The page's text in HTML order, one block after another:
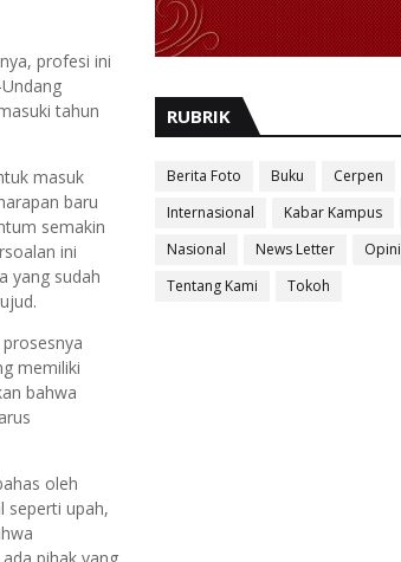
profesi ini
tahun
masuk
baru
semakin
ini
yang sudah
memiliki
bahwa
oleh
seperti upah,
RUBRIK
Berita Foto Buku Cerpen
Internasional
Kabar Kampus
Nasional
News Letter Opini
Tentang Kami
Tokoh